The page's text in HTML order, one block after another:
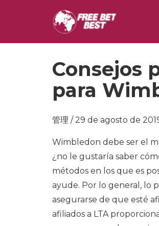
Consejos
para
管理 / 29 de agosto de
Wimbledon debe ser el
¿no le gustaría saber
métodos en los que es
ayude. Por lo general, lo
asegurarse de que esté
afiliados a LTA